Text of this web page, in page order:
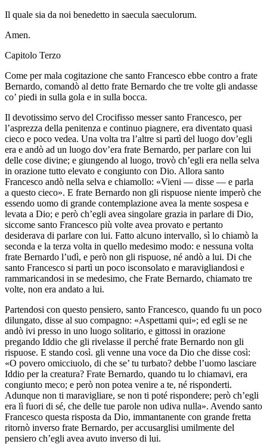
Il quale sia da noi benedetto in saecula saeculorum.
Amen.
Capitolo Terzo
Come per mala cogitazione che santo Francesco ebbe contro a frate
Bernardo, comandò al detto frate Bernardo che tre volte gli andasse
co’ piedi in sulla gola e in sulla bocca.
Il devotissimo servo del Crocifisso messer santo Francesco, per
l’asprezza della penitenza e continuo piagnere, era diventato quasi
cieco e poco vedea. Una volta tra l’altre si partì del luogo dov’egli
era e andò ad un luogo dov’era frate Bernardo, per parlare con lui
delle cose divine; e giungendo al luogo, trovò ch’egli era nella selva
in orazione tutto elevato e congiunto con Dio. Allora santo
Francesco andò nella selva e chiamollo: «Vieni — disse — e parla
a questo cieco». E frate Bernardo non gli rispuose niente imperò che
essendo uomo di grande contemplazione avea la mente sospesa e
levata a Dio; e però ch’egli avea singolare grazia in parlare di Dio,
siccome santo Francesco più volte avea provato e pertanto
desiderava di parlare con lui. Fatto alcuno intervallo, sì lo chiamò la
seconda e la terza volta in quello medesimo modo: e nessuna volta
frate Bernardo l’udì, e però non gli rispuose, né andò a lui. Di che
santo Francesco si partì un poco isconsolato e maravigliandosi e
rammaricandosi in se medesimo, che Frate Bernardo, chiamato tre
volte, non era andato a lui.
Partendosi con questo pensiero, santo Francesco, quando fu un poco
dilungato, disse al suo compagno: «Aspettami qui»; ed egli se ne
andò ivi presso in uno luogo solitario, e gittossi in orazione
pregando Iddio che gli rivelasse il perché frate Bernardo non gli
rispuose. E stando così. gli venne una voce da Dio che disse così:
«O povero omicciuolo, di che se’ tu turbato? debbe l’uomo lasciare
Iddio per la creatura? Frate Bernardo, quando tu lo chiamavi, era
congiunto meco; e però non potea venire a te, né risponderti.
Adunque non ti maravigliare, se non ti poté rispondere; però ch’egli
era lì fuori di sé, che delle tue parole non udiva nulla». Avendo santo
Francesco questa risposta da Dio, immantanente con grande fretta
ritornò inverso frate Bernardo, per accusarglisi umilmente del
pensiero ch’egli avea avuto inverso di lui.